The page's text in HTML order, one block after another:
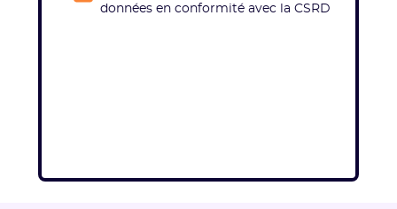
données en conformité avec la CSRD